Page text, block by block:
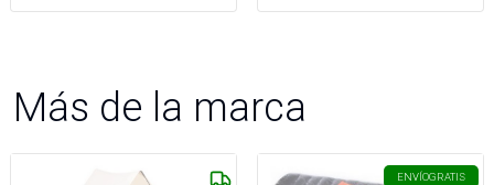
Más de la marca
ENVÍOGRATIS